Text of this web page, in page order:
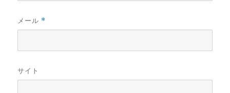
メール *
サイト